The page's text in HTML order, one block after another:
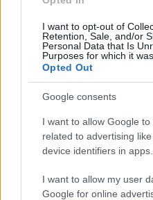
I want to opt-out of
Retention, Sale, and/or
Personal Data that Is
Purposes for which it
Opted Out
Google consents
I want to allow Google
related to advertising
device identifiers in apps.
I want to allow my user
Google for online